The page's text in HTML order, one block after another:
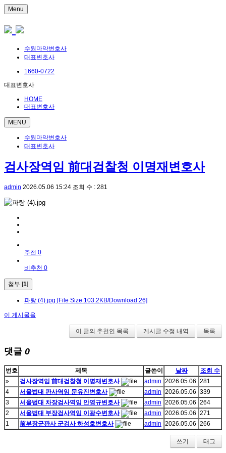
Menu
수원마약변호사
대표변호사
1660-0722
대표변호사
HOME
대표변호사
MENU
수원마약변호사
대표변호사
검사장역임 前대검찰청 이명재변호사
admin 2026.05.06 15:24 조회 수 : 281
추천 0
비추천 0
첨부 [1]
파랑 (4).jpg [File Size:103.2KB/Download:26]
이 게시물을
이 글의 추천인 목록 게시글 수정 내역 목록
댓글 0
번호 제목 글쓴이 날짜
조회 수
»
검사장역임 前대검찰청 이명재변호사 admin 2026.05.06 281
4
서울법대 판사역임 문유진변호사 admin 2026.05.06 339
3
서울법대 차장검사역임 안영규변호사 admin 2026.05.06 264
2
서울법대 부장검사역임 이광수변호사 admin 2026.05.06 271
1
前부장군판사 군검사 하성호변호사 admin 2026.05.06 266
쓰기 태그